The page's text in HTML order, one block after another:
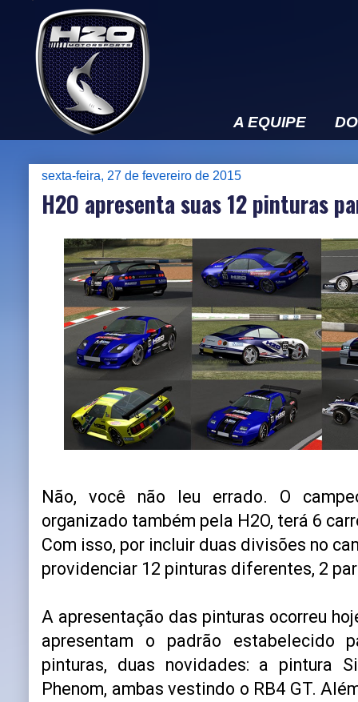
A EQUIPE
sexta-feira, 27 de fevereiro de 2015
H2O apresenta suas 12 pinturas
Não, você não leu errado. O
organizado também pela H2O, terá 6
Com isso, por incluir duas divisões no
providenciar 12 pinturas diferentes, 2
A apresentação das pinturas ocorreu
apresentam o padrão estabelecido
pinturas, duas novidades: a pintura
Phenom, ambas vestindo o RB4 GT.